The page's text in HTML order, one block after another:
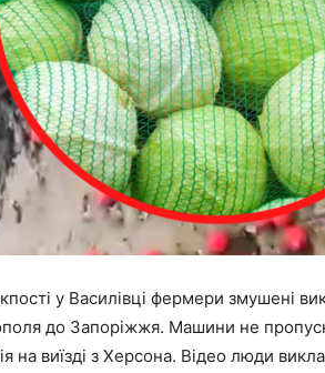
у Василівці фермери змушені
до Запоріжжя. Машини не
на виїзді з Херсона. Відео люди